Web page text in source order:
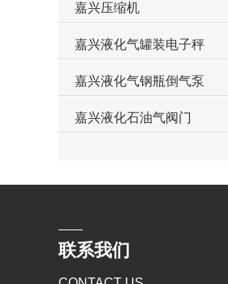
嘉兴压缩机
嘉兴液化气罐装电子秤
嘉兴液化气钢瓶倒气泵
嘉兴液化石油气阀门
联系我们